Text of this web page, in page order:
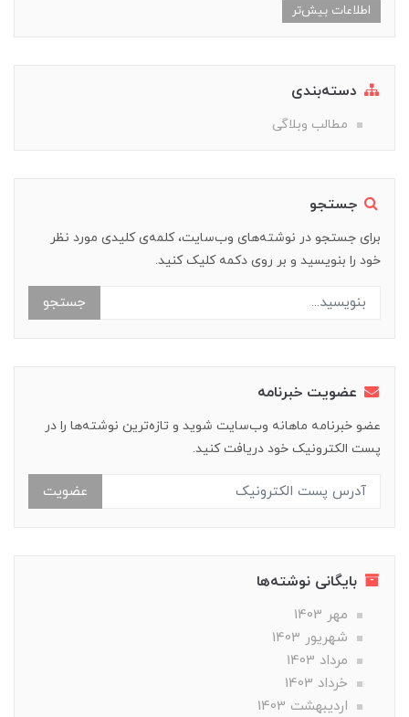
اطلاعات بیش‌تر
دسته‌بندی
مطالب وبلاگی
جستجو
برای جستجو در نوشته‌های وب‌سایت، کلمه‌ی کلیدی مورد نظر
خود را بنویسید و بر روی دکمه کلیک کنید.
جستجو
عضویت خبرنامه
عضو خبرنامه ماهانه وب‌سایت شوید و تازه‌ترین نوشته‌ها را در
پست الکترونیک خود دریافت کنید.
عضویت
بایگانی نوشته‌ها
مهر 1403
شهریور 1403
مرداد 1403
خرداد 1403
ارديبهشت 1403